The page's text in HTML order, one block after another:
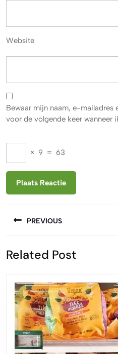
Website
Bewaar mijn naam, e-mailadres
voor de volgende keer wanneer
× 9 = 63
PREVIOUS
bericht:
Related Post